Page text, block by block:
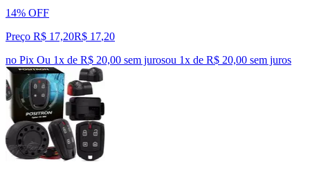
14% OFF
Preço R$ 17,20R$ 17,20
no Pix Ou 1x de R$ 20,00 sem jurosou 1x de R$ 20,00 sem juros